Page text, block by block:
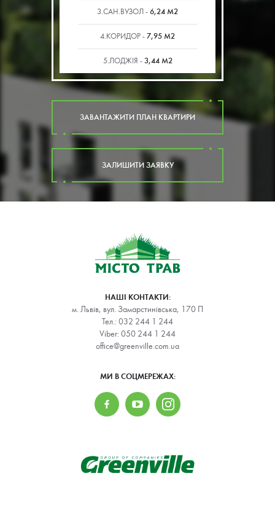
3.САН.ВУЗОЛ - 6,24 М2
4.КОРИДОР - 7,95 М2
5.ЛОДЖІЯ - 3,44 М2
ЗАВАНТАЖИТИ ПЛАН КВАРТИРИ
ЗАЛИШИТИ ЗАЯВКУ
НАШІ КОНТАКТИ:
м. Львів, вул. Замарстинівська, 170 П
Тел.: 032 244 1 244
Viber: 050 244 1 244
office@greenville.com.ua
МИ В СОЦМЕРЕЖАХ: